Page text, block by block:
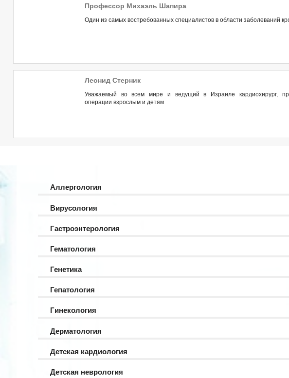
Профессор Михаэль Шапира
Один из самых востребованных специалистов в области заболеваний
Леонид Стерник
Уважаемый во всем мире и ведущий в Израиле кардиохирург,
операции взрослым и детям
Аллергология
Вирусология
Гастроэнтерология
Гематология
Генетика
Гепатология
Гинекология
Дерматология
Детская кардиология
Детская неврология